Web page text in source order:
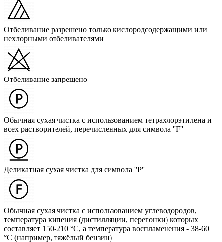
Отбеливание разрешено только кислородсодержащими или
нехлорными отбеливателями
Отбеливание запрещено
Обычная сухая чистка с использованием тетрахлорэтилена и
всех растворителей, перечисленных для символа ''F''
Деликатная сухая чистка для символа ''P''
Обычная сухая чистка с использованием углеводородов,
температура кипения (дистилляции, перегонки) которых
составляет 150-210 °C, а температура воспламенения - 38-60
°C (например, тяжёлый бензин)